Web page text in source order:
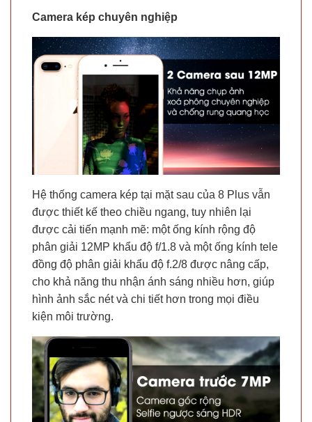
Camera kép chuyên nghiệp
Hệ thống camera kép tại mặt sau của 8 Plus vẫn
được thiết kế theo chiều ngang, tuy nhiên lại
được cải tiến mạnh mẽ: một ống kính rộng độ
phân giải 12MP khẩu độ f/1.8 và một ống kính tele
đồng độ phân giải khẩu độ f.2/8 được nâng cấp,
cho khả năng thu nhận ánh sáng nhiều hơn, giúp
hình ảnh sắc nét và chi tiết hơn trong mọi điều
kiện môi trường.